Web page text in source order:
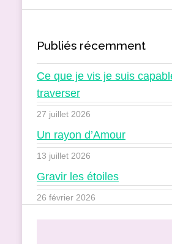
Publiés récemment
Ce que je vis je suis
traverser
27 juillet 2026
Un rayon d’Amour
13 juillet 2026
Gravir les étoiles
26 février 2026